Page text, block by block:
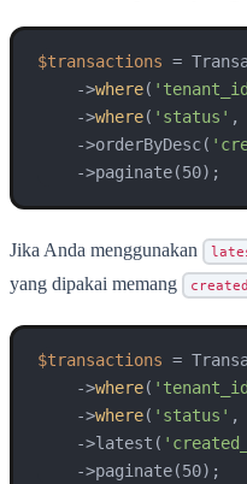
$transactions =
    ->
where(
    ->
where( 'status' ,
    ->orderByDesc(
    ->paginate(50);
Jika Anda menggunakan
yang dipakai memang
$transactions =
    ->
where(
    ->
where( 'status' ,
    ->latest(
    ->paginate(50);